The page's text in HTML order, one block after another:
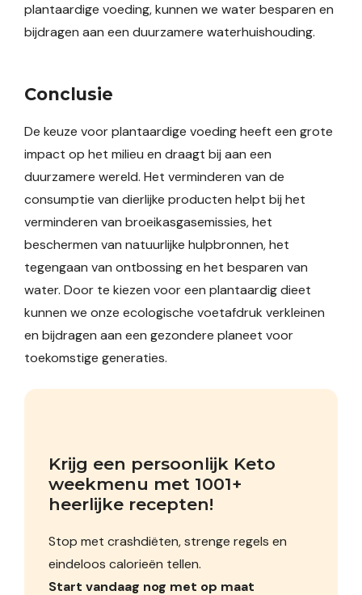
plantaardige voeding, kunnen we water besparen en
bijdragen aan een duurzamere waterhuishouding.
Conclusie
De keuze voor plantaardige voeding heeft een grote
impact op het milieu en draagt bij aan een
duurzamere wereld. Het verminderen van de
consumptie van dierlijke producten helpt bij het
verminderen van broeikasgasemissies, het
beschermen van natuurlijke hulpbronnen, het
tegengaan van ontbossing en het besparen van
water. Door te kiezen voor een plantaardig dieet
kunnen we onze ecologische voetafdruk verkleinen
en bijdragen aan een gezondere planeet voor
toekomstige generaties.
Krijg een persoonlijk Keto
weekmenu met 1001+
heerlijke recepten!
Stop met crashdiëten, strenge regels en
eindeloos calorieën tellen.
Start vandaag nog met op maat